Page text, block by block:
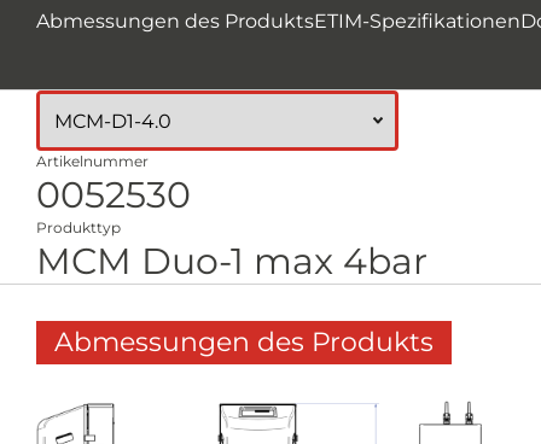
Abmessungen des ProduktsETIM-Spezifikationen
Artikelnummer
0052530
Produkttyp
MCM Duo-1 max 4bar
Abmessungen des Produkts